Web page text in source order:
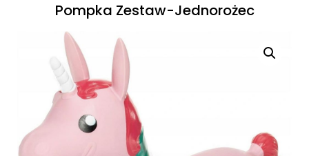
Pompka Zestaw-Jednorożec